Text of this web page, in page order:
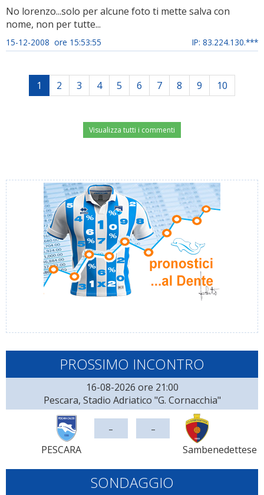
No lorenzo...solo per alcune foto ti mette salva con
nome, non per tutte...
15-12-2008 ore 15:53:55 IP: 83.224.130.***
1 2 3 4 5 6 7 8 9 10
Visualizza tutti i commenti
PROSSIMO INCONTRO
16-08-2026 ore 21:00
Pescara, Stadio Adriatico "G. Cornacchia"
PESCARA
- -
Sambenedettese
SONDAGGIO